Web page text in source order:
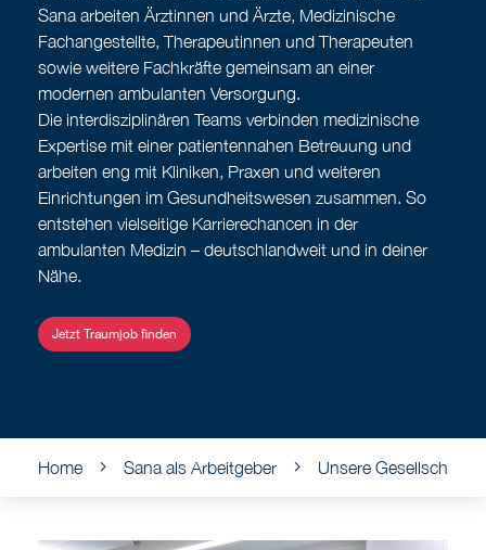
Sana arbeiten Ärztinnen und Ärzte, Medizinische
Fachangestellte, Therapeutinnen und Therapeuten
sowie weitere Fachkräfte gemeinsam an einer
modernen ambulanten Versorgung.
Die interdisziplinären Teams verbinden medizinische
Expertise mit einer patientennahen Betreuung und
arbeiten eng mit Kliniken, Praxen und weiteren
Einrichtungen im Gesundheitswesen zusammen. So
entstehen vielseitige Karrierechancen in der
ambulanten Medizin – deutschlandweit und in deiner
Nähe.
Jetzt Traumjob finden
Home Sana als Arbeitgeber Unsere Gesellschaften